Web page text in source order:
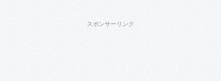
スポンサーリンク